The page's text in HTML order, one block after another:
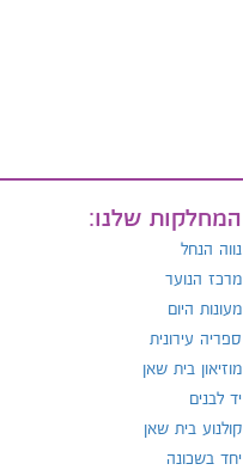
המחלקות שלנו:
נווה הנחל
מרכז הנוער
מעונות היום
ספריה עירונית
מוזיאון בית שאן
יד לבנים
קולנוע בית שאן
יחד בשכונה